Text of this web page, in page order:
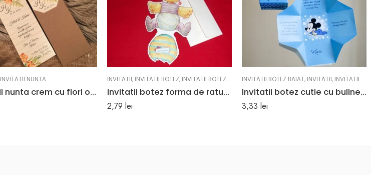
INVITATII NUNTA
Invitatii nunta crem cu flori orange 7.9 x 21.5 cm
INVITATII, INVITATII BOTEZ, INVITATII BOTEZ BAIAT
Invitatii botez forma de ratusca 9 cm x 19.5 cm
2,79 lei
INVITATII BOTEZ BAIAT, INVITATII, INVITATII BOTEZ
Invitatii botez cutie cu buline Mickey Mouse 7 cm x 7 cm
3,33 lei